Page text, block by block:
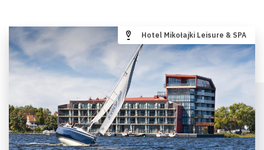
Hotel Mikołajki Leisure & SPA